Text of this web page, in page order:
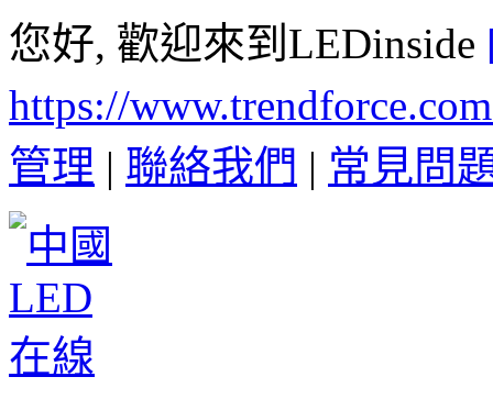
您好, 歡迎來到LEDinside
https://
管理 | 聯絡我們 | 常見問